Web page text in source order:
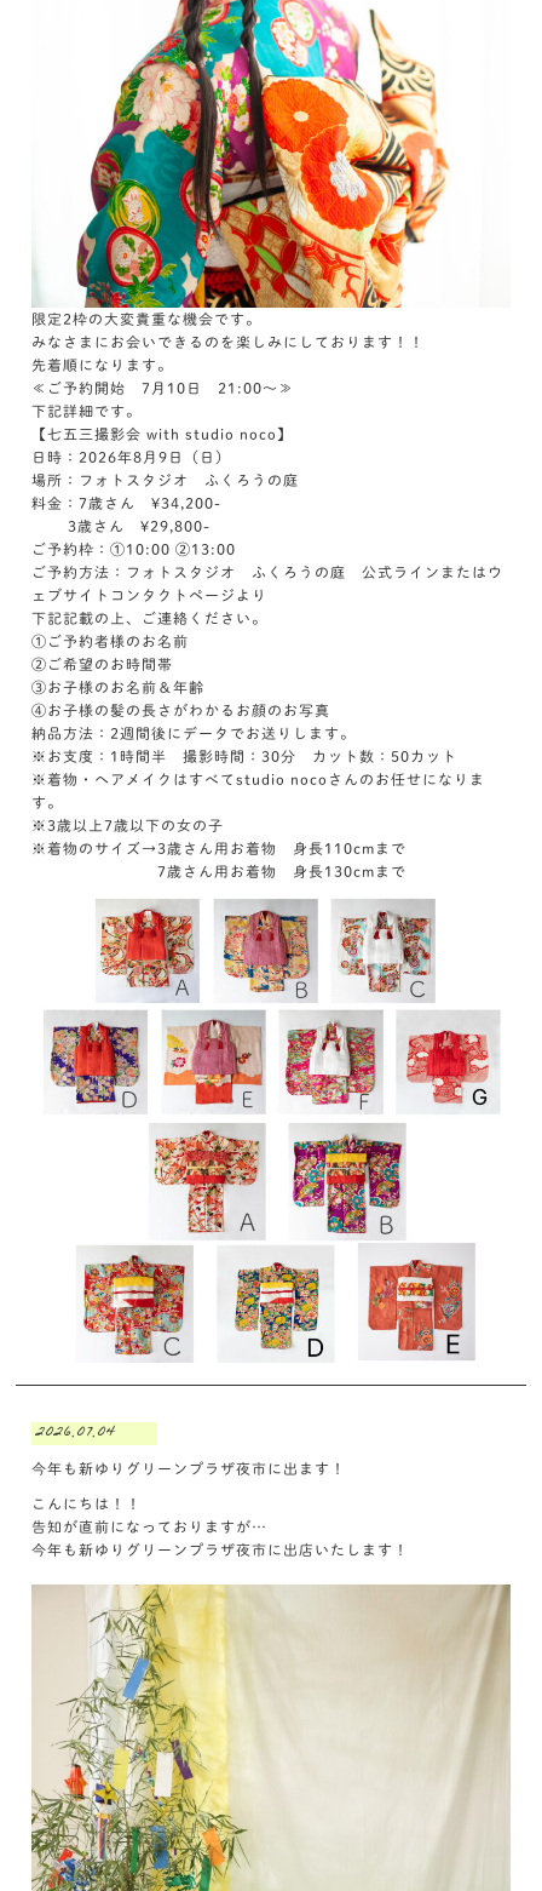
限定2枠の大変貴重な機会です。
みなさまにお会いできるのを楽しみにしております！！
先着順になります。
≪ご予約開始 7月10日 21:00～≫
下記詳細です。
【七五三撮影会 with studio noco】
日時：2026年8月9日（日）
場所：フォトスタジオ ふくろうの庭
料金：7歳さん ¥34,200-
3歳さん ¥29,800-
ご予約枠：①10:00 ②13:00
ご予約方法：フォトスタジオ ふくろうの庭 公式ラインまたはウ
ェブサイトコンタクトページより
下記記載の上、ご連絡ください。
①ご予約者様のお名前
②ご希望のお時間帯
③お子様のお名前＆年齢
④お子様の髪の長さがわかるお顔のお写真
納品方法：2週間後にデータでお送りします。
※お支度：1時間半 撮影時間：30分 カット数：50カット
※着物・ヘアメイクはすべてstudio nocoさんのお任せになりま
す。
※3歳以上7歳以下の女の子
※着物のサイズ→3歳さん用お着物 身長110cmまで
7歳さん用お着物 身長130cmまで
2026.07.04
今年も新ゆりグリーンプラザ夜市に出ます！
こんにちは！！
告知が直前になっておりますが…
今年も新ゆりグリーンプラザ夜市に出店いたします！